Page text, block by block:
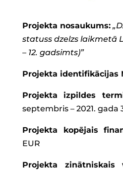
Projekta nosaukums:
statuss dzelzs laikmetā
– 12. gadsimts)”
Projekta identifikācijas
Projekta izpildes
septembris – 2021. gada
Projekta kopējais
EUR
Projekta zinātniskais